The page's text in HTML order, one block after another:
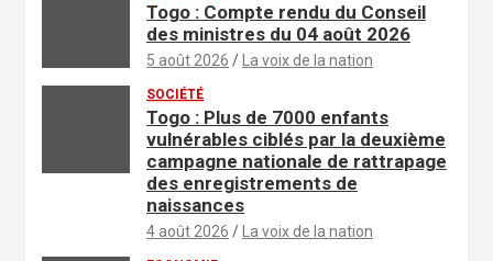
Togo : Compte rendu du Conseil
des ministres du 04 août 2026
5 août 2026 La voix de la nation
SOCIÉTÉ
Togo : Plus de 7000 enfants
vulnérables ciblés par la deuxième
campagne nationale de rattrapage
des enregistrements de
naissances
4 août 2026 La voix de la nation